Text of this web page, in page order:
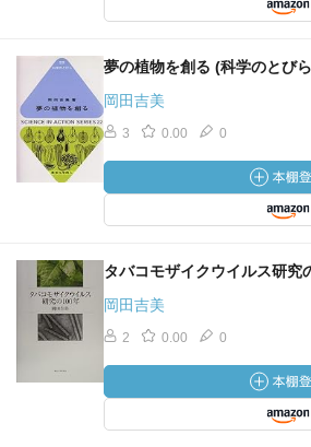
夢の植物を創る (科学のとび
岡田吉美
3 0.00 0
タバコモザイクウイルス研究
岡田吉美
2 0.00 0